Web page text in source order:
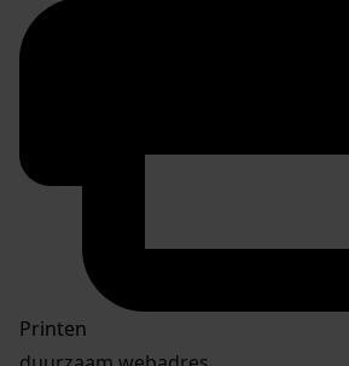
Printen